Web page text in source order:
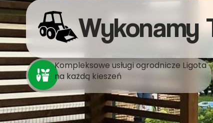
Wykonamy
Kompleksowe usługi ogrodnicze Ligota
na każdą kieszeń